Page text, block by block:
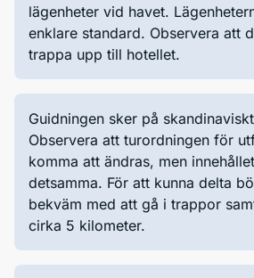
lägenheter vid havet.
enklare standard. Observera att
trappa upp till hotellet.
Guidningen sker på
Observera att turordningen för
komma att ändras, men
detsamma. För att kunna delta
bekväm med att gå i trappor
cirka 5 kilometer.